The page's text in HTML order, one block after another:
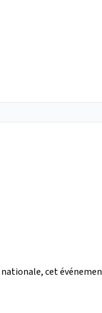
nationale, cet